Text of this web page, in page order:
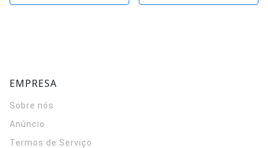
EMPRESA
Sobre nós
Anúncio
Termos de Serviço